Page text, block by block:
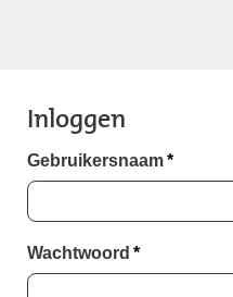
Inloggen
Gebruikersnaam*
Wachtwoord *